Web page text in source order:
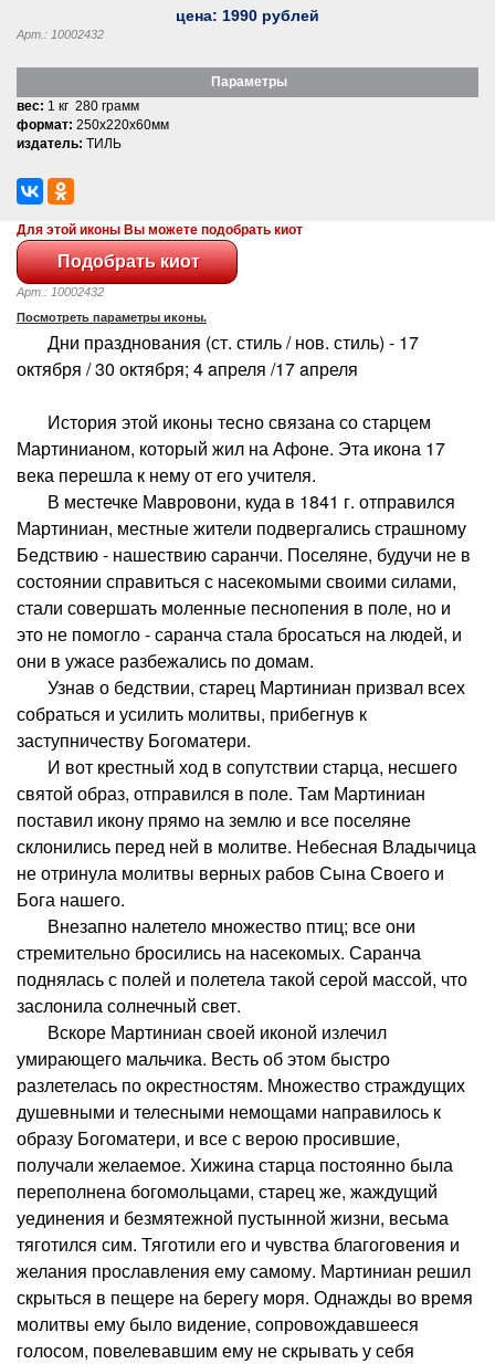
цена: 1990 рублей
Арт.: 10002432
Параметры
вес: 1 кг 280 грамм
формат: 250x220x60мм
издатель: ТИЛЬ
Для этой иконы Вы можете подобрать киот
Арт.: 10002432
Посмотреть параметры иконы.
Дни празднования (ст. стиль / нов. стиль) - 17
октября / 30 октября; 4 aпреля /17 aпреля
История этой иконы тесно связана со старцем
Мартинианом, который жил на Афоне. Эта икона 17
века перешла к нему от его учителя.
В местечке Мавровони, куда в 1841 г. отправился
Мартиниан, местные жители подвергались страшному
Бедствию - нашествию саранчи. Поселяне, будучи не в
состоянии справиться с насекомыми своими силами,
стали совершать моленные песнопения в поле, но и
это не помогло - саранча стала бросаться на людей, и
они в ужасе разбежались по домам.
Узнав о бедствии, старец Мартиниан призвал всех
собраться и усилить молитвы, прибегнув к
заступничеству Богоматери.
И вот крестный ход в сопутствии старца, несшего
святой образ, отправился в поле. Там Мартиниан
поставил икону прямо на землю и все поселяне
склонились перед ней в молитве. Небесная Владычица
не отринула молитвы верных рабов Сына Своего и
Бога нашего.
Внезапно налетело множество птиц; все они
стремительно бросились на насекомых. Саранча
поднялась с полей и полетела такой серой массой, что
заслонила солнечный свет.
Вскоре Мартиниан своей иконой излечил
умирающего мальчика. Весть об этом быстро
разлетелась по окрестностям. Множество страждущих
душевными и телесными немощами направилось к
образу Богоматери, и все с верою просившие,
получали желаемое. Хижина старца постоянно была
переполнена богомольцами, старец же, жаждущий
уединения и безмятежной пустынной жизни, весьма
тяготился сим. Тяготили его и чувства благоговения и
желания прославления ему самому. Мартиниан решил
скрыться в пещере на берегу моря. Однажды во время
молитвы ему было видение, сопровождавшееся
голосом, повелевавшим ему не скрывать у себя